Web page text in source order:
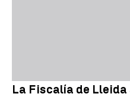
La Fiscalía de Lleida